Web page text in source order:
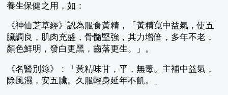
養生保健之用，如：
《神仙芝草經》認為服食黃精，「黃精寬中益氣，使五
臟調良，肌肉充盛，骨髓堅強，其力增倍，多年不老，
顏色鮮明，發白更黑，齒落更生。」。
《名醫別錄》：「黃精味甘，平，無毒。主補中益氣，
除風濕，安五臟。久服輕身延年不飢。」